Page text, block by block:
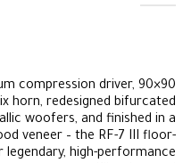
compression driver, 90×90
horn, redesigned bifurcated
woofers, and finished in a
veneer – the RF-7 III floor-
legendary, high-performance